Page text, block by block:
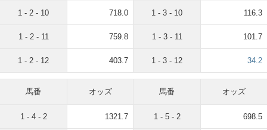
1 - 2 - 10 718.0
1 - 2 - 11 759.8
1 - 2 - 12 403.7
1 - 3 - 10 116.3
1 - 3 - 11 101.7
1 - 3 - 12 34.2
馬番 オッズ
1 - 4 - 2 1321.7
馬番 オッズ
1 - 5 - 2 698.5